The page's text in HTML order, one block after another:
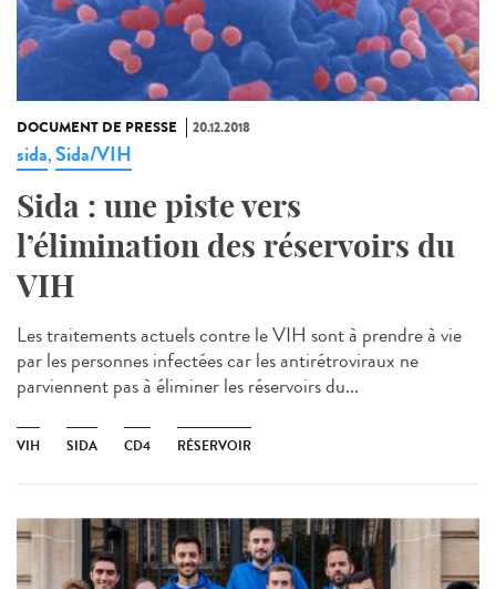
DOCUMENT DE PRESSE 20.12.2018
sida,Sida/VIH
Sida : une piste vers
l’élimination des réservoirs du
VIH
Les traitements actuels contre le VIH sont à prendre à vie
par les personnes infectées car les antirétroviraux ne
parviennent pas à éliminer les réservoirs du...
VIH SIDA CD4 RÉSERVOIR